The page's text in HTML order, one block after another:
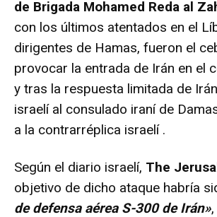
de Brigada Mohamed Reda al
con los últimos atentados en el
dirigentes de Hamas, fueron el
provocar la entrada de Irán en el
y tras la respuesta limitada de
israelí al consulado iraní de
a la contrarréplica israelí .
Según el diario israelí, The
objetivo de dicho ataque habría
de defensa aérea S-300 de Irán»